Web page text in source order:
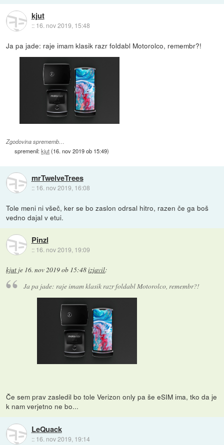
kjut
:: 16. nov 2019, 15:48
Ja pa jade: raje imam klasik razr foldabl Motorolco, remembr?!
Zgodovina sprememb…
spremenil:kjut(16. nov 2019 ob 15:49)
mrTwelveTrees
:: 16. nov 2019, 16:08
Tole meni ni všeč, ker se bo zaslon odrsal hitro, razen če ga boš
vedno dajal v etui.
Pinzl
:: 16. nov 2019, 19:09
kjut je 16. nov 2019 ob 15:48izjavil:
Ja pa jade: raje imam klasik razr foldabl Motorolco, remembr?!
Če sem prav zasledil bo tole Verizon only pa še eSIM ima, tko da je
k nam verjetno ne bo...
LeQuack
:: 16. nov 2019, 19:14